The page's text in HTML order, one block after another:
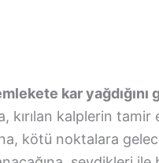
kar yağdığını
kırılan kalplerin
kötü noktalara